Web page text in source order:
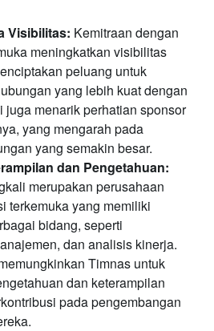
Visibilitas: Kemitraan dengan
meningkatkan visibilitas
peluang untuk
yang lebih kuat dengan
juga menarik perhatian sponsor
yang mengarah pada
yang semakin besar.
dan Pengetahuan:
merupakan perusahaan
terkemuka yang memiliki
bidang, seperti
dan analisis kinerja.
Timnas untuk
dan keterampilan
pada pengembangan